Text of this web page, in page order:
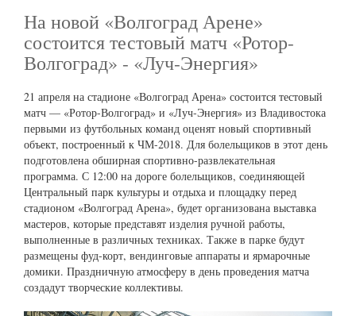
На новой «Волгоград Арене»
состоится тестовый матч «Ротор-
Волгоград» - «Луч-Энергия»
21 апреля на стадионе «Волгоград Арена» состоится тестовый
матч — «Ротор-Волгоград» и «Луч-Энергия» из Владивостока
первыми из футбольных команд оценят новый спортивный
объект, построенный к ЧМ-2018. Для болельщиков в этот день
подготовлена обширная спортивно-развлекательная
программа. С 12:00 на дороге болельщиков, соединяющей
Центральный парк культуры и отдыха и площадку перед
стадионом «Волгоград Арена», будет организована выставка
мастеров, которые представят изделия ручной работы,
выполненные в различных техниках. Также в парке будут
размещены фуд-корт, вендинговые аппараты и ярмарочные
домики. Праздничную атмосферу в день проведения матча
создадут творческие коллективы.